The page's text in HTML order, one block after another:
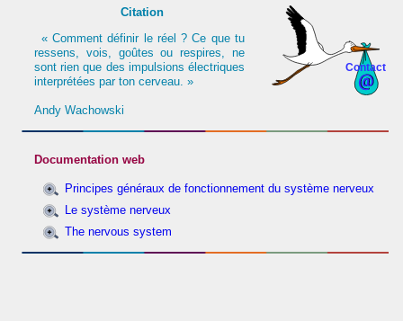
Contact
Citation
« Comment définir le réel ? Ce que tu
ressens, vois, goûtes ou respires, ne
sont rien que des impulsions électriques
interprétées par ton cerveau. »
Andy Wachowski
Documentation web
Principes généraux de fonctionnement du système nerveux
Le système nerveux
The nervous system